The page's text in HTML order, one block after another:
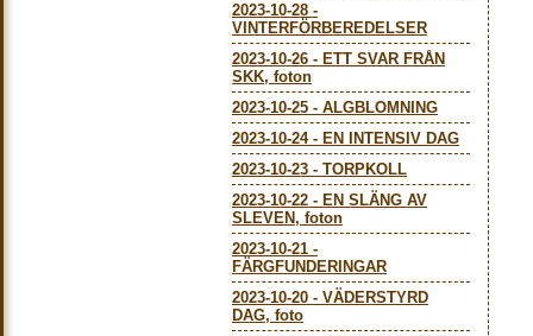
2023-10-28 -
VINTERFÖRBEREDELSER
2023-10-26 - ETT SVAR FRÅN
SKK, foton
2023-10-25 - ALGBLOMNING
2023-10-24- EN INTENSIV DAG
2023-10-23 - TORPKOLL
2023-10-22 - EN SLÄNG AV
SLEVEN, foton
2023-10-21 -
FÄRGFUNDERINGAR
2023-10-20 - VÄDERSTYRD
DAG, foto